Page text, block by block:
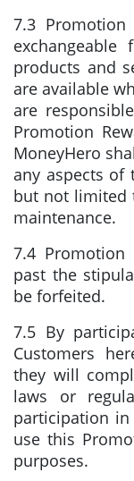
7.3
products and
are available
are
Promotion
MoneyHero
any aspects of
but not limited
maintenance.
7.4 Promotion
past the
be forfeited.
7.5 By
Customers
they will
laws or
participation
use this
purposes.